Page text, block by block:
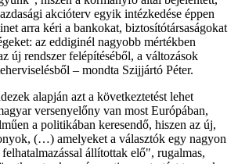
akcióterv egyik intézkedése éppen
arra kéri a bankokat, biztosítótársaságokat
az eddiginél nagyobb mértékben
új rendszer felépítéséből, a változások
– mondta Szijjártó Péter.
alapján azt a következtetést lehet
versenyelőny van most Európában,
a politikában keresendő, hiszen az új,
(…) amelyeket a választók egy nagyon
állítottak elő", rugalmas,